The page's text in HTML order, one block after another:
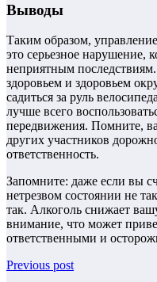
Выводы
Таким образом,
это серьезное нарушение,
неприятным
здоровьем и здоровьем
садиться за руль
лучше всего
передвижения. Помните,
других участников
ответственность.
Запомните: даже если вы
нетрезвом состоянии не
так. Алкоголь снижает
внимание, что может
ответственными и
Previous post